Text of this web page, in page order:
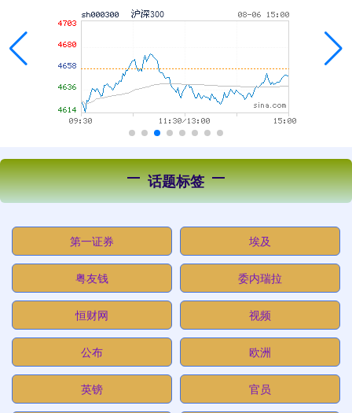
话题标签
第一证券 埃及
粤友钱 委内瑞拉
恒财网 视频
公布 欧洲
英镑 官员